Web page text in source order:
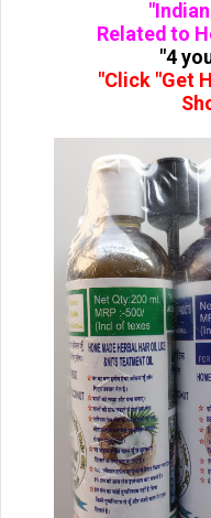
Related to
"4
"Click "Get